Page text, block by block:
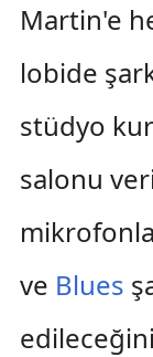
Martin'e
lobide
stüdyo
salonu
ve Blues